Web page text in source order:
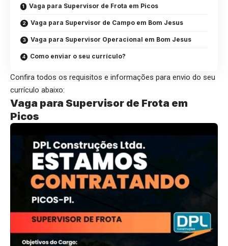
Vaga para Supervisor de Frota em Picos
Vaga para Supervisor de Campo em Bom Jesus
Vaga para Supervisor Operacional em Bom Jesus
Como enviar o seu currículo?
Confira todos os requisitos e informações para envio do seu
currículo abaixo:
Vaga para Supervisor de Frota em
Picos